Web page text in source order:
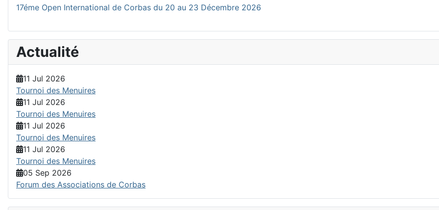
17éme Open International de Corbas du 20 au 23 Décembre 2026
Actualité
11 Jul 2026
Tournoi des Menuires
11 Jul 2026
Tournoi des Menuires
11 Jul 2026
Tournoi des Menuires
11 Jul 2026
Tournoi des Menuires
05 Sep 2026
Forum des Associations de Corbas